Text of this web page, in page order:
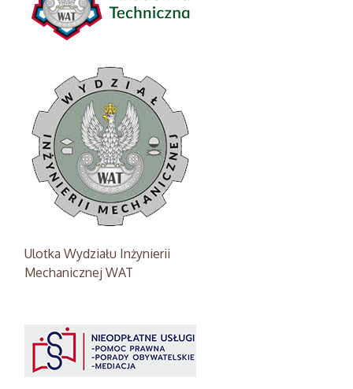
Ulotka Wydziału Inżynierii
Mechanicznej WAT